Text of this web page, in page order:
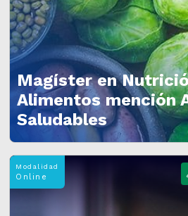
Magíster en
Alimentos mención
Saludables
Modalidad
Online